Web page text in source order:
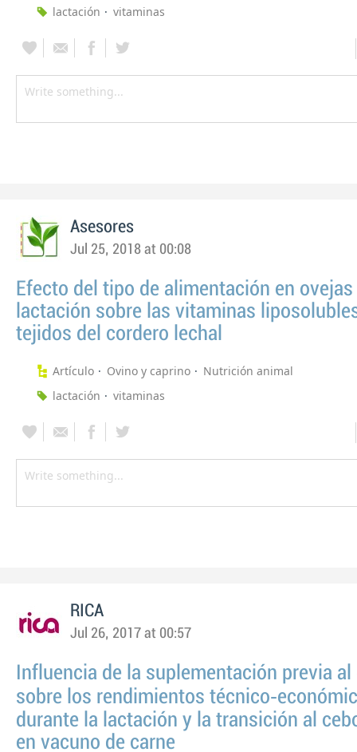
lactación
vitaminas
Asesores
Jul 25, 2018 at 00:08
Efecto del tipo de alimentación en ovejas
lactación sobre las vitaminas
tejidos del cordero lechal
Artículo Ovino y caprino
Nutrición animal
lactación
vitaminas
RICA
Jul 26, 2017 at 00:57
Influencia de la suplementación previa
sobre los rendimientos
durante la lactación y la transición al
en vacuno de carne